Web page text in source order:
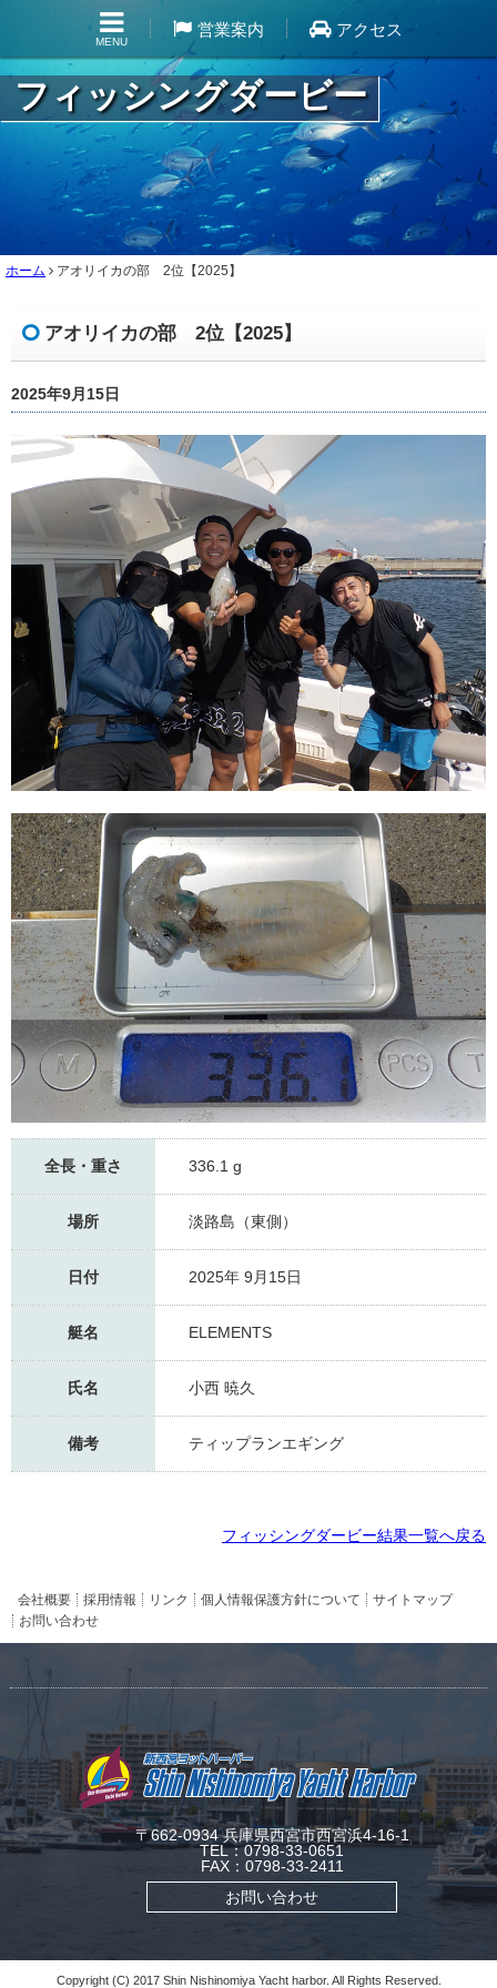
MENU
営業案内 アクセス
フィッシングダービー
ホーム アオリイカの部 2位【2025】
アオリイカの部 2位【2025】
2025年9月15日
全長・重さ 336.1 g
場所 淡路島（東側）
日付 2025年 9月15日
艇名 ELEMENTS
氏名 小西 暁久
備考 ティップランエギング
フィッシングダービー結果一覧へ戻る
会社概要 採用情報 リンク 個人情報保護方針について
サイトマップ
お問い合わせ
〒662-0934 兵庫県西宮市西宮浜4-16-1
TEL：0798-33-0651
FAX：0798-33-2411
お問い合わせ
Copyright (C) 2017 Shin Nishinomiya Yacht harbor. All Rights Reserved.